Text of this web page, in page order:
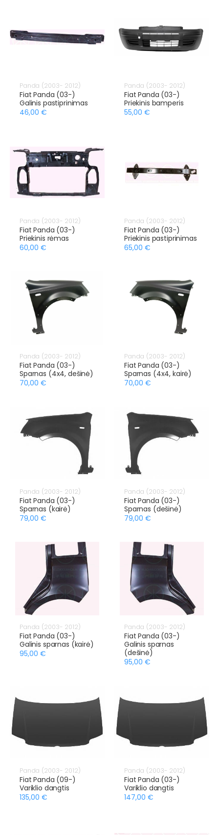
Panda (2003- 2012)
Fiat Panda (03-)
Galinis pastiprinimas
46,00 €
Panda (2003- 2012)
Fiat Panda (03-)
Priekinis bamperis
55,00 €
Panda (2003- 2012)
Fiat Panda (03-)
Priekinis rėmas
60,00 €
Panda (2003- 2012)
Fiat Panda (03-)
Priekinis pastiprinimas
65,00 €
Panda (2003- 2012)
Fiat Panda (03-)
Sparnas (4x4, dešinė)
70,00 €
Panda (2003- 2012)
Fiat Panda (03-)
Sparnas (4x4, kairė)
70,00 €
Panda (2003- 2012)
Fiat Panda (03-)
Sparnas (kairė)
79,00 €
Panda (2003- 2012)
Fiat Panda (03-)
Sparnas (dešinė)
79,00 €
Panda (2003- 2012)
Fiat Panda (03-)
Galinis sparnas (kairė)
95,00 €
Panda (2003- 2012)
Fiat Panda (03-)
Galinis sparnas
(dešinė)
95,00 €
Panda (2003- 2012)
Fiat Panda (09-)
Variklio dangtis
135,00 €
Panda (2003- 2012)
Fiat Panda (03-)
Variklio dangtis
147,00 €